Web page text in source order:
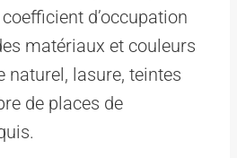
d’occupation
matériaux et couleurs
naturel, lasure, teintes
de places de